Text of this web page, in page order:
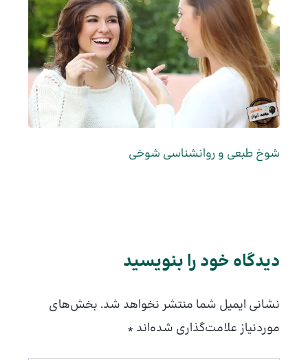
شوخ طبعی و روانشناسی شوخی
دیدگاه‌ خود را بنویسید
نشانی ایمیل شما منتشر نخواهد شد. بخش‌های
موردنیاز علامت‌گذاری شده‌اند *